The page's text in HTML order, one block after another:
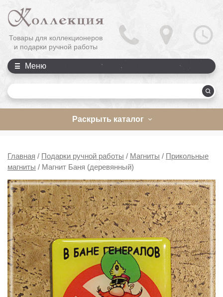
Товары для коллекционеров
и подарки ручной работы
Меню
Раскрыть каталог
Главная / Подарки ручной работы / Магниты / Прикольные
магниты / Магнит Баня (деревянный)